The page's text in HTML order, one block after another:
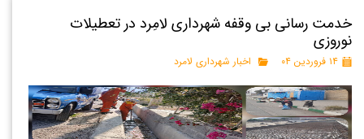
خدمت رسانی بی وقفه شهرداری لامِرد در تعطیلات
نوروزی
۱۴ فروردین ۰۴ اخبار شهرداری لامرد